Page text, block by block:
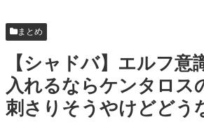
まとめ
【シャドバ】エルフ意
入れるならケンタロス
刺さりそうやけどどう